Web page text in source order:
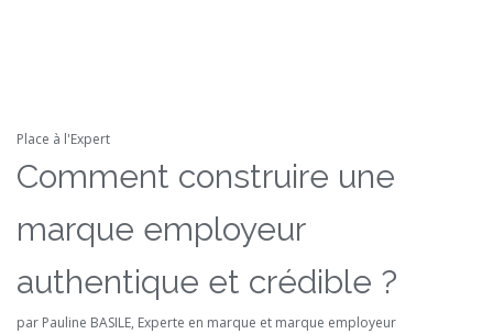
Place à l'Expert
Comment construire une
marque employeur
authentique et crédible ?
par Pauline BASILE, Experte en marque et marque employeur